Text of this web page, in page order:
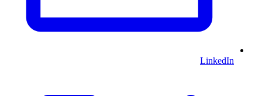
LinkedIn